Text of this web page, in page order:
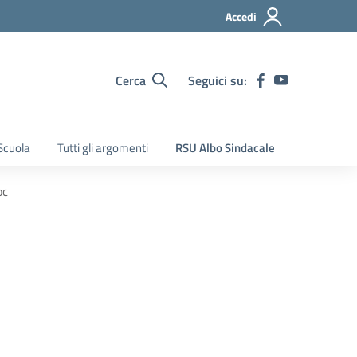
Accedi
Cerca Seguici su:
Tutti gli argomenti RSU Albo Sindacale